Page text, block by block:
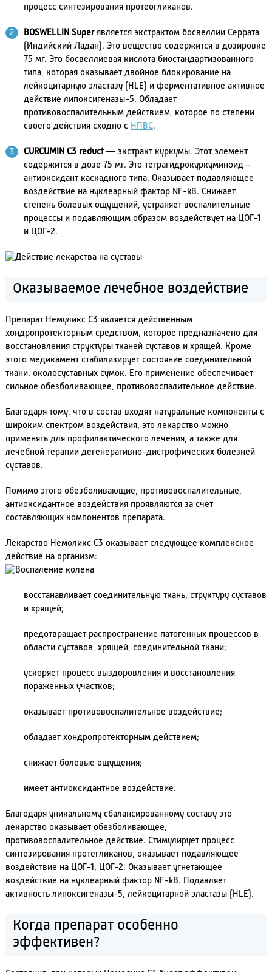
процесс синтезирования протеогликанов.
BOSWELLIN Superявляется экстрактом босвеллии Серрата
(Индийский Ладан). Это вещество содержится в дозировке
75 мг. Это босвеллиевая кислота биостандартизованного
типа, которая оказывает двойное блокирование на
лейкоцитарную эластазу (HLE) и ферментативное активное
действие липоксигеназы-5. Обладает
противовоспалительным действием, которое по степени
своего действия сходно с НПВС.
CURCUMIN C3 reduct— экстракт куркумы. Этот элемент
содержится в дозе 75 мг. Это тетрагидрокуркуминоид –
антиоксидант каскадного типа. Оказывает подавляющее
воздействие на нуклеарный фактор NF-kB. Снижает
степень болевых ощущений, устраняет воспалительные
процессы и подавляющим образом воздействует на ЦОГ-1
и ЦОГ-2.
Оказываемое лечебное воздействие
Препарат Немуликс С3 является действенным
хондропротекторным средством, которое предназначено для
восстановления структуры тканей суставов и хрящей. Кроме
этого медикамент стабилизирует состояние соединительной
ткани, околосуставных сумок. Его применение обеспечивает
сильное обезболивающее, противовоспалительное действие.
Благодаря тому, что в состав входят натуральные компоненты с
широким спектром воздействия, это лекарство можно
применять для профилактического лечения, а также для
лечебной терапии дегенеративно-дистрофических болезней
суставов.
Помимо этого обезболивающие, противовоспалительные,
антиоксидантное воздействия проявляются за счет
составляющих компонентов препарата.
Лекарство Немоликс С3 оказывает следующее комплексное
действие на организм:
восстанавливает соединительную ткань, структуру суставов
и хрящей;
предотвращает распространение патогенных процессов в
области суставов, хрящей, соединительной ткани;
ускоряет процесс выздоровления и восстановления
пораженных участков;
оказывает противовоспалительное воздействие;
обладает хондропротекторным действием;
снижает болевые ощущения;
имеет антиоксидантное воздействие.
Благодаря уникальному сбалансированному составу это
лекарство оказывает обезболивающее,
противовоспалительное действие. Стимулирует процесс
синтезирования протегликанов, оказывает подавляющее
воздействие на ЦОГ-1, ЦОГ-2. Оказывает угнетающее
воздействие на нуклеарный фактор NF-kB. Подавляет
активность липоксигеназы-5, лейкоцитарной эластазы (HLE).
Когда препарат особенно
эффективен?